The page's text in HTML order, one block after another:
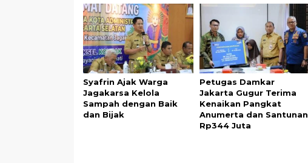
Syafrin Ajak Warga
Jagakarsa Kelola
Sampah dengan Baik
dan Bijak
Petugas Damkar
Jakarta Gugur Terima
Kenaikan Pangkat
Anumerta dan Santunan
Rp344 Juta